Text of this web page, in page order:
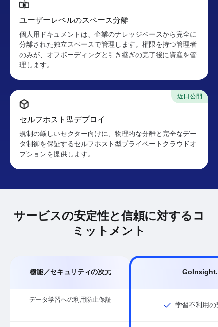
ユーザーレベルのスペース分離
個人用ドキュメントは、企業のナレッジベースから完全に
分離された独立スペースで管理します。権限を持つ管理者
のみが、オフボーディングと引き継ぎの完了後に資産を管
理します。
近日公開
セルフホスト型デプロイ
規制の厳しいセクター向けに、物理的な分離と完全なデー
タ制御を保証するセルフホスト型プライベートクラウドオ
プションを提供します。
サービスの安定性と信頼に対するコ
ミットメント
機能／セキュリティの次元
データ学習への利用防止保証
学習不利用の